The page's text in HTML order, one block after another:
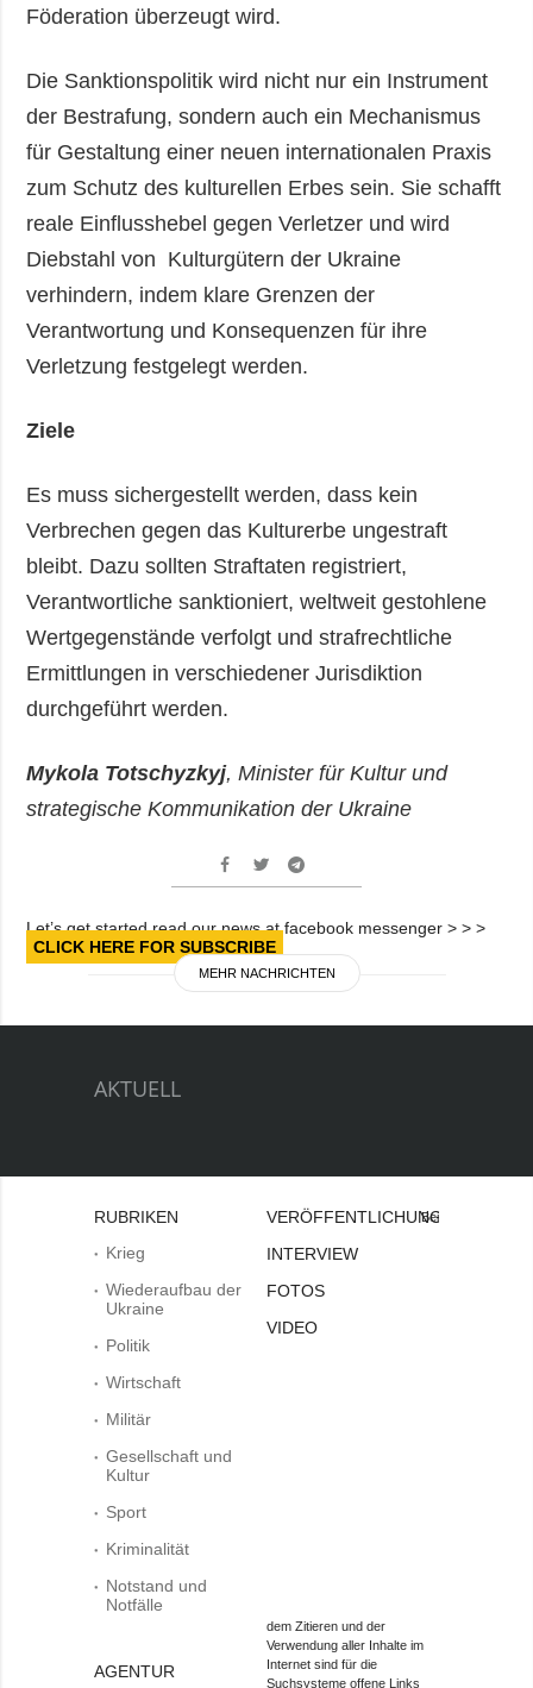
Föderation überzeugt wird.
Die Sanktionspolitik wird nicht nur ein Instrument
der Bestrafung, sondern auch ein Mechanismus
für Gestaltung einer neuen internationalen Praxis
zum Schutz des kulturellen Erbes sein. Sie schafft
reale Einflusshebel gegen Verletzer und wird
Diebstahl von Kulturgütern der Ukraine
verhindern, indem klare Grenzen der
Verantwortung und Konsequenzen für ihre
Verletzung festgelegt werden.
Ziele
Es muss sichergestellt werden, dass kein
Verbrechen gegen das Kulturerbe ungestraft
bleibt. Dazu sollten Straftaten registriert,
Verantwortliche sanktioniert, weltweit gestohlene
Wertgegenstände verfolgt und strafrechtliche
Ermittlungen in verschiedener Jurisdiktion
durchgeführt werden.
Mykola Totschyzkyj, Minister für Kultur und
strategische Kommunikation der Ukraine
Let’s get started read our news at facebook messenger > > >
CLICK HERE FOR SUBSCRIBE
MEHR NACHRICHTEN
AKTUELL
RUBRIKEN
Krieg
Wiederaufbau der
Ukraine
Politik
Wirtschaft
Militär
Gesellschaft und
Kultur
Sport
Kriminalität
Notstand und
Notfälle
AGENTUR
VERÖFFENTLICHUNGEN
INTERVIEW
FOTOS
VIDEO
Bei
dem Zitieren und der
Verwendung aller Inhalte im
Internet sind für die
Suchsysteme offene Links